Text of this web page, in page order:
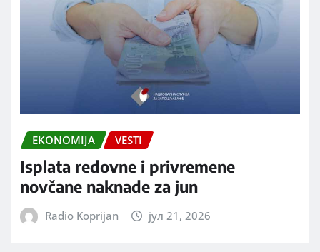
EKONOMIJA VESTI
Isplata redovne i privremene
novčane naknade za jun
Radio Koprijan јул 21, 2026